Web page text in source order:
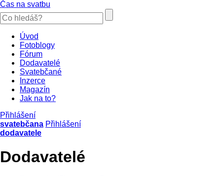
Čas na svatbu
Úvod
Fotoblogy
Fórum
Dodavatelé
Svatebčané
Inzerce
Magazín
Jak na to?
Přihlášení
svatebčana Přihlášení
dodavatele
Dodavatelé